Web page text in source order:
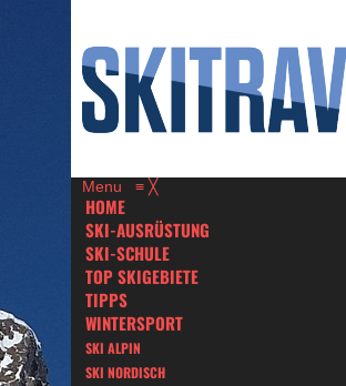
Menu ≡ ╳
HOME
SKI-AUSRÜSTUNG
SKI-SCHULE
TOP SKIGEBIETE
TIPPS
WINTERSPORT
SKI ALPIN
SKI NORDISCH